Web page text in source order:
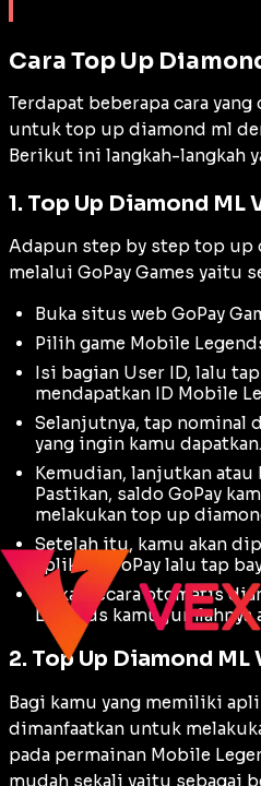
Cara Top Up
Terdapat beberapa cara
untuk top up diamond ml
Berikut ini langkah-langkah
1. Top Up Diamond ML
Adapun step by step top up
melalui GoPay Games yaitu
Buka situs web GoPay
Pilih game Mobile
Isi bagian User ID, lalu
mendapatkan ID Mobile
Selanjutnya, tap nominal
yang ingin kamu dapatkan.
Kemudian, lanjutkan atau
Pastikan, saldo GoPay
melakukan top up
Setelah itu, kamu akan
aplikasi GoPay lalu tap
Maka, secara otomatis
Legends kamu jumlahnya
2. Top Up Diamond ML
Bagi kamu yang memiliki
dimanfaatkan untuk
pada permainan Mobile
mudah sekali yaitu sebagai